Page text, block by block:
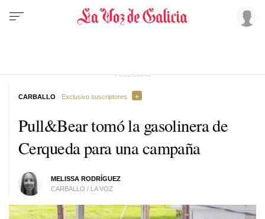
Pull&Bear tomó la gasolinera de
Cerqueda para una campaña
MELISSA RODRÍGUEZ
CARBALLO / LA VOZ
CARBALLO · Exclusivo suscriptores